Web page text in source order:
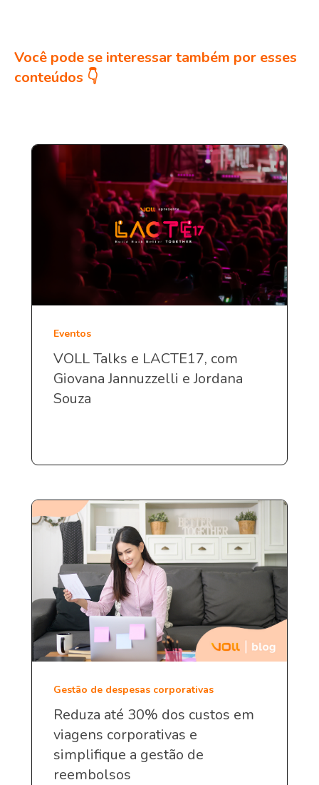
Você pode se interessar também por esses
conteúdos 👇
Eventos
VOLL Talks e LACTE17, com
Giovana Jannuzzelli e Jordana
Souza
Gestão de despesas corporativas
Reduza até 30% dos custos em
viagens corporativas e
simplifique a gestão de
reembolsos